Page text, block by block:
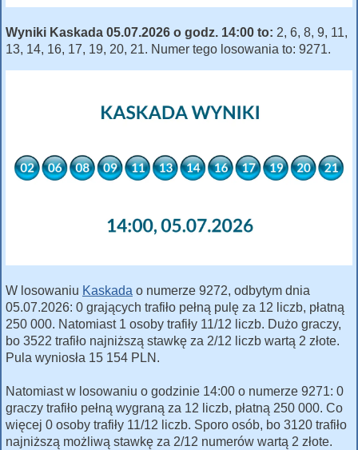
Wyniki Kaskada 05.07.2026 o godz. 14:00 to: 2, 6, 8, 9, 11,
13, 14, 16, 17, 19, 20, 21. Numer tego losowania to: 9271.
W losowaniu Kaskada o numerze 9272, odbytym dnia
05.07.2026: 0 grających trafiło pełną pulę za 12 liczb, płatną
250 000. Natomiast 1 osoby trafiły 11/12 liczb. Dużo graczy,
bo 3522 trafiło najniższą stawkę za 2/12 liczb wartą 2 złote.
Pula wyniosła 15 154 PLN.
Natomiast w losowaniu o godzinie 14:00 o numerze 9271: 0
graczy trafiło pełną wygraną za 12 liczb, płatną 250 000. Co
więcej 0 osoby trafiły 11/12 liczb. Sporo osób, bo 3120 trafiło
najniższą możliwą stawkę za 2/12 numerów wartą 2 złote.